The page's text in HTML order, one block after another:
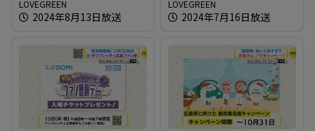
の会場で
LOVEGREEN
2024年8月13日放送
LOVEGREEN
2024年7月16日放送